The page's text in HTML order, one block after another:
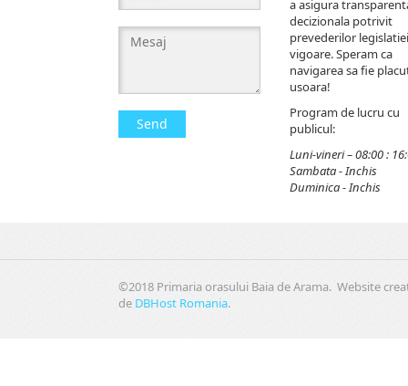
Send
a asigura
decizionala potrivit
prevederilor
vigoare. Speram ca
navigarea sa fie
usoara!
Program de lucru cu
publicul:
Luni-vineri – 08:00 :
Sambata - Inchis
Duminica - Inchis
©2018 Primaria orasului Baia de Arama. Website
de DBHost Romania.